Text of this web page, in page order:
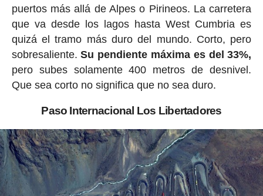
puertos más allá de Alpes o Pirineos. La carretera
que va desde los lagos hasta West Cumbria es
quizá el tramo más duro del mundo. Corto, pero
sobresaliente.Su pendiente máxima es del 33%,
pero subes solamente 400 metros de desnivel.
Que sea corto no significa que no sea duro.
Paso Internacional Los Libertadores